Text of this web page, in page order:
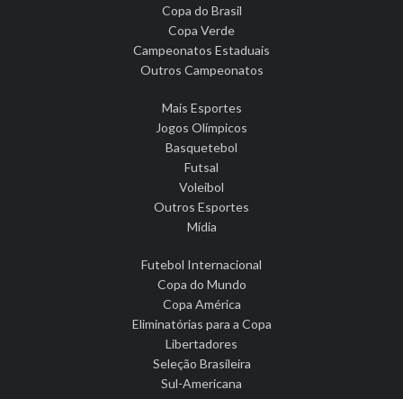
Copa do Brasil
Copa Verde
Campeonatos Estaduais
Outros Campeonatos
Mais Esportes
Jogos Olímpicos
Basquetebol
Futsal
Voleibol
Outros Esportes
Mídia
Futebol Internacional
Copa do Mundo
Copa América
Eliminatórias para a Copa
Libertadores
Seleção Brasileira
Sul-Americana